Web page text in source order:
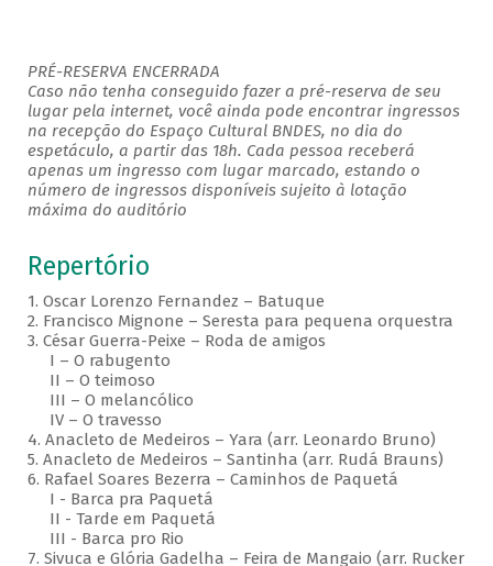
PRÉ-RESERVA ENCERRADA
Caso não tenha conseguido fazer a pré-reserva de seu
lugar pela internet, você ainda pode encontrar ingressos
na recepção do Espaço Cultural BNDES, no dia do
espetáculo, a partir das 18h. Cada pessoa receberá
apenas um ingresso com lugar marcado, estando o
número de ingressos disponíveis sujeito à lotação
máxima do auditório
Repertório
1. Oscar Lorenzo Fernandez – Batuque
2. Francisco Mignone – Seresta para pequena orquestra
3. César Guerra-Peixe – Roda de amigos
I – O rabugento
II – O teimoso
III – O melancólico
IV – O travesso
4. Anacleto de Medeiros – Yara (arr. Leonardo Bruno)
5. Anacleto de Medeiros – Santinha (arr. Rudá Brauns)
6. Rafael Soares Bezerra – Caminhos de Paquetá
I - Barca pra Paquetá
II - Tarde em Paquetá
III - Barca pro Rio
7. Sivuca e Glória Gadelha – Feira de Mangaio (arr. Rucker